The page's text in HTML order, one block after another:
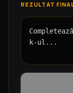
REZULTAT
k-ul...